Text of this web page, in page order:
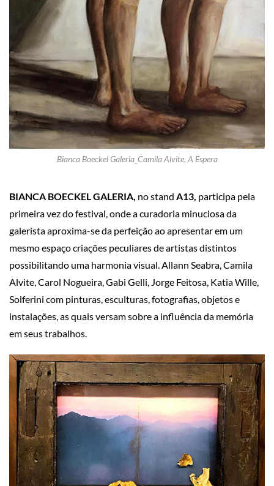
Bianca Boeckel Galeria_Camila Alvite, A Espera
BIANCA BOECKEL GALERIA, no stand A13, participa pela
primeira vez do festival, onde a curadoria minuciosa da
galerista aproxima-se da perfeição ao apresentar em um
mesmo espaço criações peculiares de artistas distintos
possibilitando uma harmonia visual. Allann Seabra, Camila
Alvite, Carol Nogueira, Gabi Gelli, Jorge Feitosa, Katia Wille,
Solferini com pinturas, esculturas, fotografias, objetos e
instalações, as quais versam sobre a influência da memória
em seus trabalhos.